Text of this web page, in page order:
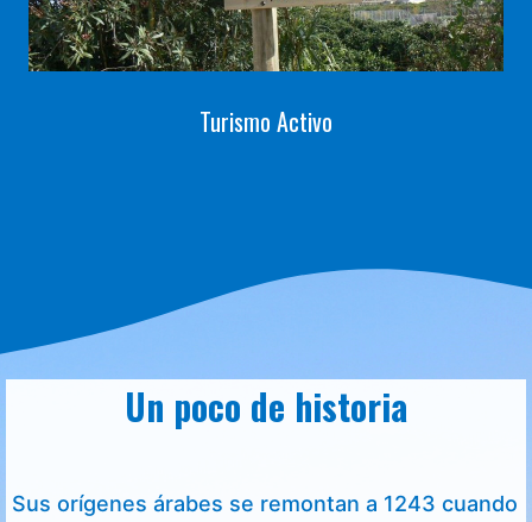
Turismo Activo
Un poco de historia
Sus orígenes árabes se remontan a 1243 cuando